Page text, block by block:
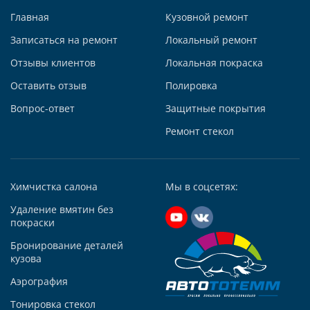
121059, г. Москва, ул. Киевская, д. 14, стр. 3
+7 (495) 927-56-51
Telegram
Заказать звонок
Построить маршрут
Главная
Записаться на ремонт
Отзывы клиентов
Оставить отзыв
Вопрос-ответ
Кузовной ремонт
Локальный ремонт
Локальная покраска
Полировка
Защитные покрытия
Ремонт стекол
Химчистка салона
Удаление вмятин без
покраски
Бронирование деталей
кузова
Аэрография
Тонировка стекол
Мы в соцсетях: